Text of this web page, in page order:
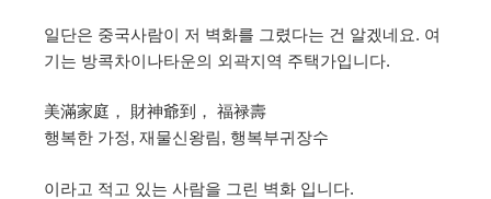
일단은 중국사람이 저 벽화를 그렸다는 건 알겠네요. 여
기는 방콕차이나타운의 외곽지역 주택가입니다.
美滿家庭， 財神爺到， 福禄壽
행복한 가정, 재물신왕림, 행복부귀장수
이라고 적고 있는 사람을 그린 벽화 입니다.